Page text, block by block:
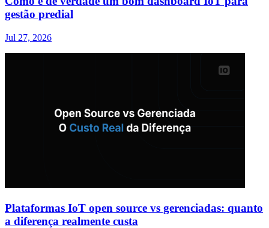
gestão predial
Jul 27, 2026
Plataformas IoT open source vs gerenciadas: quanto
a diferença realmente custa